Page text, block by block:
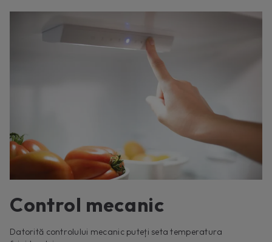
Control mecanic
Datorită controlului mecanic puteți seta temperatura